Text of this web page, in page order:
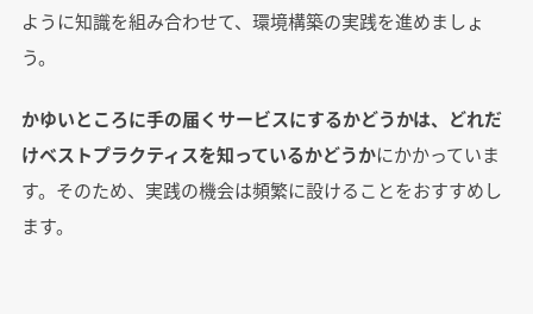
ように知識を組み合わせて、環境構築の実践を進めましょ
う。
かゆいところに手の届くサービスにするかどうかは、どれだ
けベストプラクティスを知っているかどうかにかかっていま
す。そのため、実践の機会は頻繁に設けることをおすすめし
ます。